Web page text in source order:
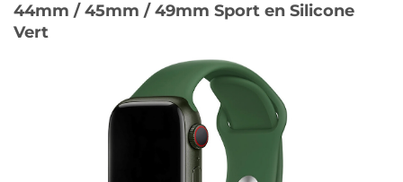
44mm / 45mm / 49mm Sport en Silicone
Vert